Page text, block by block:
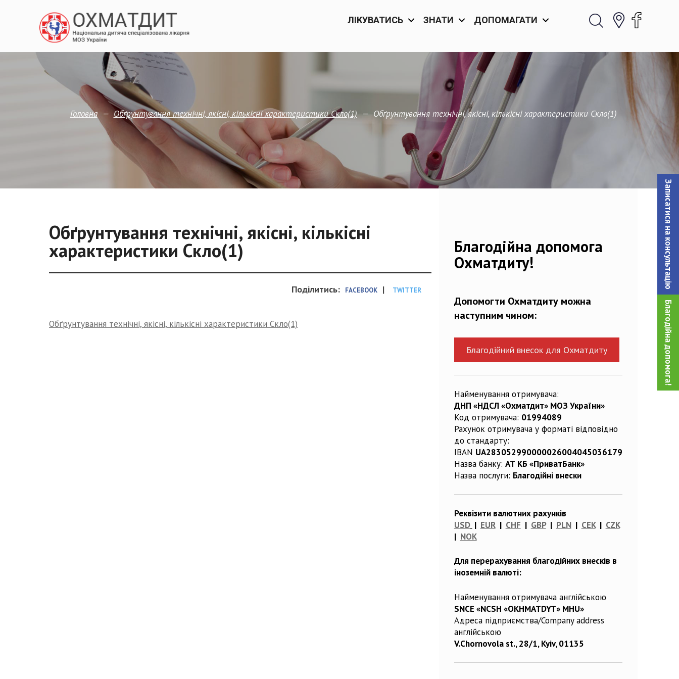
Записатися на консультацiю
Благодійна допомога!
ЛІКУВАТИСЬ ЗНАТИ ДОПОМАГАТИ
Головна — Обґрунтування технічні, якісні, кількісні характеристики Скло(1) — Обґрунтування технічні, якісні, кількісні характеристики Скло(1)
Обґрунтування технічні, якісні, кількісні
характеристики Скло(1)
Поділитись: FACEBOOK | TWITTER
Обґрунтування технічні, якісні, кількісні характеристики Скло(1)
Благодійна допомога
Охматдиту!
Допомогти Охматдиту можна
наступним чином:
Благодійний внесок для Охматдиту
Найменування отримувача:
ДНП «НДСЛ «Охматдит» МОЗ України»
Код отримувача: 01994089
Рахунок отримувача у форматі відповідно
до стандарту:
IBAN UA283052990000026004045036179
Назва банку: АТ КБ «ПриватБанк»
Назва послуги: Благодійні внески
Реквізити валютних рахунків
USD | EUR| CHF | GBP| PLN| CEK| CZK
| NOK
Для перерахування благодійних внесків в
іноземній валюті:
Найменування отримувача англійською
SNCE «NCSH «OKHMATDYT» MHU»
Адреса підприємства/Company address
англійською
V.Chornovola st., 28/1, Kyiv, 01135